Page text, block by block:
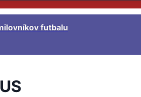
futbalu